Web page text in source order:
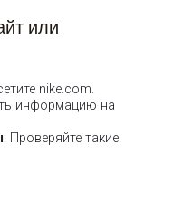
или
nike.com.
информацию на
: Проверяйте такие